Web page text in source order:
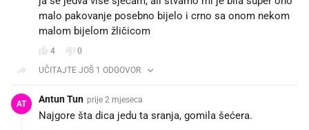
malo pakovanje posebno bijelo i crno sa onom nekom
malom bijelom žličicom
4
0
UČITAJTE JOŠ 1 ODGOVOR
AT Antun Tun prije 2 mjeseca
Najgore šta dica jedu ta sranja, gomila šećera.